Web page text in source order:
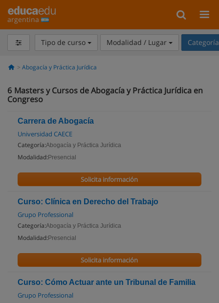
argentina
Tipo de curso Modalidad / Lugar
Abogacía y Práctica Jurídica
6 Masters y Cursos de Abogacía y Práctica Jurídica en
Congreso
Carrera de Abogacía
Universidad CAECE
Categoría:Abogacía y Práctica Jurídica
Modalidad: Presencial
Solicita información
Curso: Clínica en Derecho del Trabajo
Grupo Professional
Categoría:Abogacía y Práctica Jurídica
Modalidad: Presencial
Solicita información
Curso: Cómo Actuar ante un Tribunal de Familia
Grupo Professional